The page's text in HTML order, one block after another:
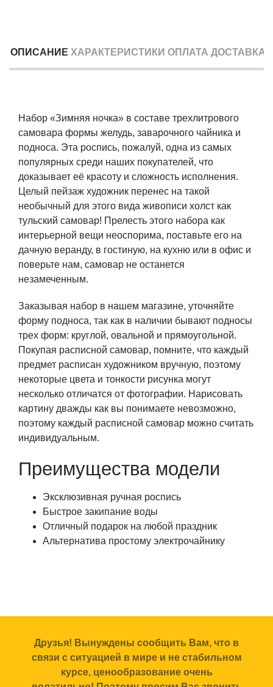
ОПИСАНИЕ ХАРАКТЕРИСТИКИ ОПЛАТА ДОСТАВКА
Набор «Зимняя ночка» в составе трехлитрового
самовара формы желудь, заварочного чайника и
подноса. Эта роспись, пожалуй, одна из самых
популярных среди наших покупателей, что
доказывает её красоту и сложность исполнения.
Целый пейзаж художник перенес на такой
необычный для этого вида живописи холст как
тульский самовар! Прелесть этого набора как
интерьерной вещи неоспорима, поставьте его на
дачную веранду, в гостиную, на кухню или в офис и
поверьте нам, самовар не останется
незамеченным.
Заказывая набор в нашем магазине, уточняйте
форму подноса, так как в наличии бывают подносы
трех форм: круглой, овальной и прямоугольной.
Покупая расписной самовар, помните, что каждый
предмет расписан художником вручную, поэтому
некоторые цвета и тонкости рисунка могут
несколько отличатся от фотографии. Нарисовать
картину дважды как вы понимаете невозможно,
поэтому каждый расписной самовар можно считать
индивидуальным.
Преимущества модели
Эксклюзивная ручная роспись
Быстрое закипание воды
Отличный подарок на любой праздник
Альтернатива простому электрочайнику
Друзья! Вынуждены сообщить Вам, что в
связи с ситуацией в мире и не стабильном
курсе, ценообразование очень